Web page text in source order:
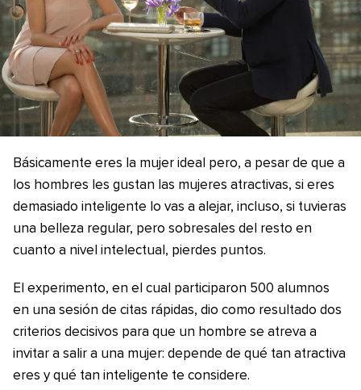
Básicamente eres la mujer ideal pero, a pesar de que a
los hombres les gustan las mujeres atractivas, si eres
demasiado inteligente lo vas a alejar, incluso, si tuvieras
una belleza regular, pero sobresales del resto en
cuanto a nivel intelectual, pierdes puntos.
El experimento, en el cual participaron 500 alumnos
en una sesión de citas rápidas, dio como resultado dos
criterios decisivos para que un hombre se atreva a
invitar a salir a una mujer: depende de qué tan atractiva
eres y qué tan inteligente te considere.